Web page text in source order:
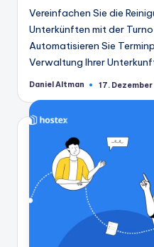
Vereinfachen Sie die
Unterkünften mit der
Automatisieren Sie
Verwaltung Ihrer
Geschrieben
Daniel Altman 17.